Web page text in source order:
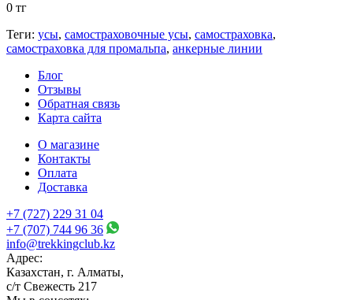
0 тг
Теги: усы, самостраховочные усы, самостраховка,
самостраховка для промальпа, анкерные линии
Блог
Отзывы
Обратная связь
Карта сайта
О магазине
Контакты
Оплата
Доставка
+7 (727) 229 31 04
+7 (707) 744 96 36
info@trekkingclub.kz
Адрес:
Казахстан, г. Алматы,
с/т Свежесть 217